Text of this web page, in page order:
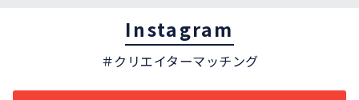
Instagram
＃クリエイターマッチング